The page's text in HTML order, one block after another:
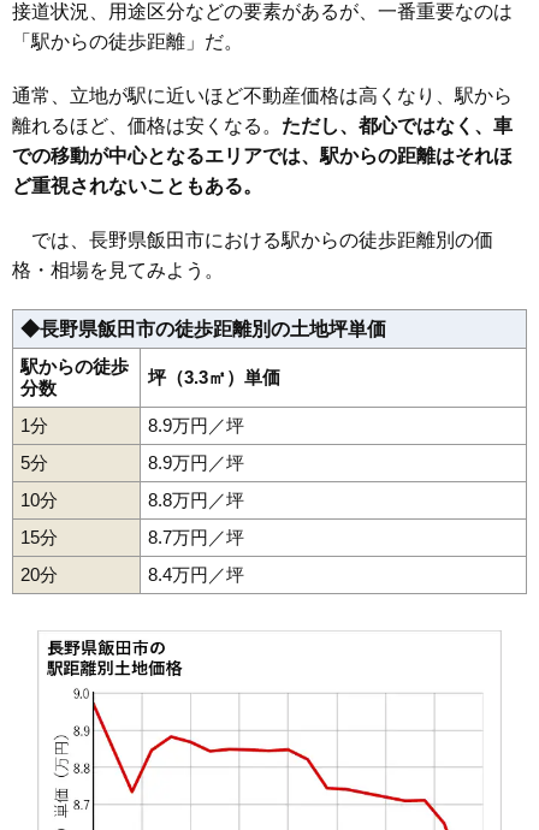
37 松尾明 5.6万円 504万円 -4.3%
38 座光寺
39 駄科 5.4万円 579万円 -6.2%
40 滝の沢 5.2万円 378万円 -3.5%
41 川路 5.1万円 474万円 -6.0%
42 嶋 5.1万円
44
46 北方 4.4万円 483万円
47 大瀬木
48
49 大休
50 箱川 2.6万円
51 山本 2.6万円
52 竹佐 2.6万円
53 上川路 2.3万円
55 下久堅
56 久米
58 龍江 1.1万円
接道状況、用途区分などの要素があるが、一番重要なのは
「駅からの徒歩距離」だ。
通常、立地が駅に近いほど不動産価格は高くなり、駅から
離れるほど、価格は安くなる。 ただし、都心ではなく、車
での移動が中心となるエリアでは、駅からの距離はそれほ
ど重視されないこともある。
では、長野県飯田市における駅からの徒歩距離別の価
格・相場を見てみよう。
◆長野県飯田市の徒歩距離別の土地坪単価
駅からの徒歩
分数
坪（3.3㎡）単価
1分
8.9万円／坪
5分
8.9万円／坪
10分
8.8万円／坪
15分
8.7万円／坪
20分
8.4万円／坪